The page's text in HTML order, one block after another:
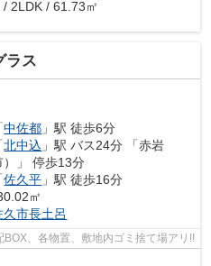
/ 2LDK / 61.73㎡
ラス
中佐都 」駅 徒歩6分
北中込 」駅 バス24分 「赤岩
）」 停歩13分
佐久平 」駅 徒歩16分
㎡
久市長土呂
、各物置、敷地内ゴミ捨て場アリ!!